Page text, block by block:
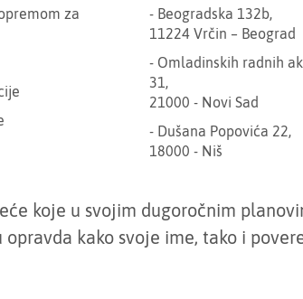
za
- Beogradska 132b,
11224 Vrčin – Beograd
- Omladinskih radnih
31,
21000 - Novi Sad
- Dušana Popovića 22,
18000 - Niš
koje u svojim dugoročnim
kako svoje ime, tako i